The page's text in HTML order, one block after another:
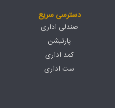
دسترسی سریع
صندلی اداری
پارتیشن
کمد اداری
ست اداری